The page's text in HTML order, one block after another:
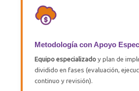
Metodología con Apoyo
Equipo especializado y plan de
dividido en fases (evaluación,
continuo y revisión).